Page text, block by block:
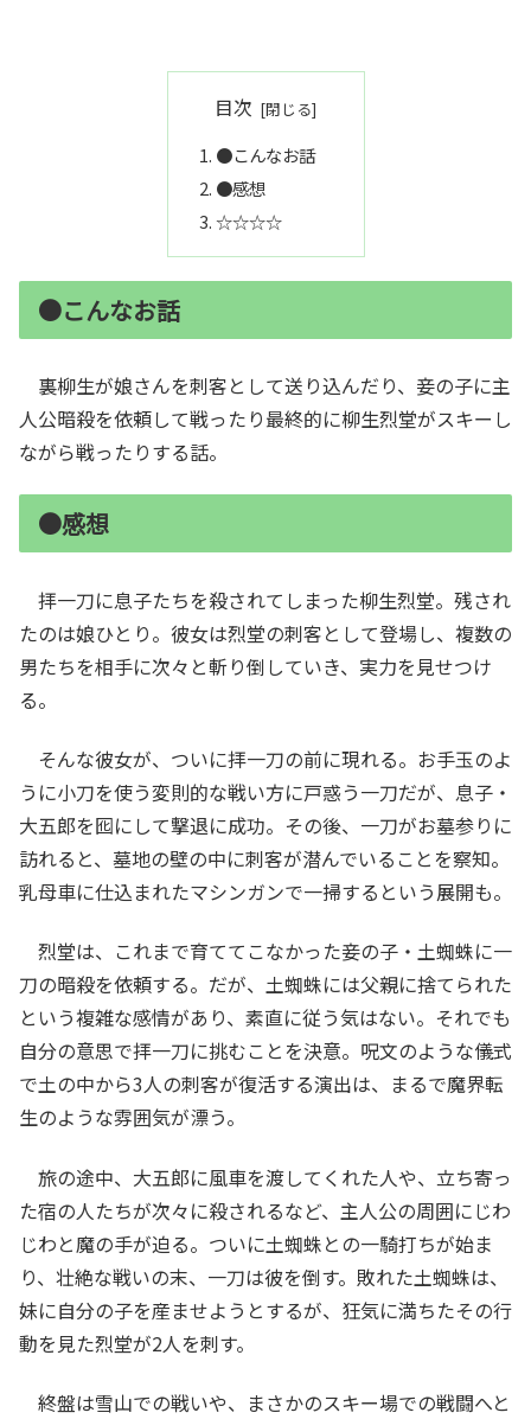
目次
●こんなお話
●感想
☆☆☆☆
●こんなお話
裏柳生が娘さんを刺客として送り込んだり、妾の子に主
人公暗殺を依頼して戦ったり最終的に柳生烈堂がスキーし
ながら戦ったりする話。
●感想
拝一刀に息子たちを殺されてしまった柳生烈堂。残され
たのは娘ひとり。彼女は烈堂の刺客として登場し、複数の
男たちを相手に次々と斬り倒していき、実力を見せつけ
る。
そんな彼女が、ついに拝一刀の前に現れる。お手玉のよ
うに小刀を使う変則的な戦い方に戸惑う一刀だが、息子・
大五郎を囮にして撃退に成功。その後、一刀がお墓参りに
訪れると、墓地の壁の中に刺客が潜んでいることを察知。
乳母車に仕込まれたマシンガンで一掃するという展開も。
烈堂は、これまで育ててこなかった妾の子・土蜘蛛に一
刀の暗殺を依頼する。だが、土蜘蛛には父親に捨てられた
という複雑な感情があり、素直に従う気はない。それでも
自分の意思で拝一刀に挑むことを決意。呪文のような儀式
で土の中から3人の刺客が復活する演出は、まるで魔界転
生のような雰囲気が漂う。
旅の途中、大五郎に風車を渡してくれた人や、立ち寄っ
た宿の人たちが次々に殺されるなど、主人公の周囲にじわ
じわと魔の手が迫る。ついに土蜘蛛との一騎打ちが始ま
り、壮絶な戦いの末、一刀は彼を倒す。敗れた土蜘蛛は、
妹に自分の子を産ませようとするが、狂気に満ちたその行
動を見た烈堂が2人を刺す。
終盤は雪山での戦いや、まさかのスキー場での戦闘へと